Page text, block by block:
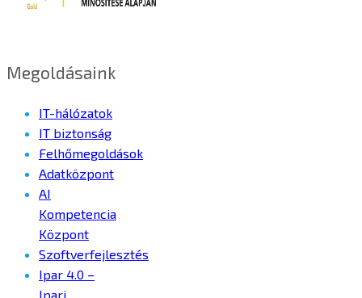
Megoldásaink
IT-hálózatok
IT biztonság
Felhőmegoldások
Adatközpont
AI
Kompetencia
Központ
Szoftverfejlesztés
Ipar 4.0 –
Ipari